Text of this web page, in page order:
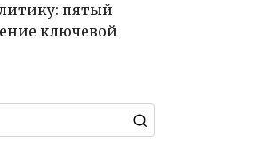
пятый
ключевой